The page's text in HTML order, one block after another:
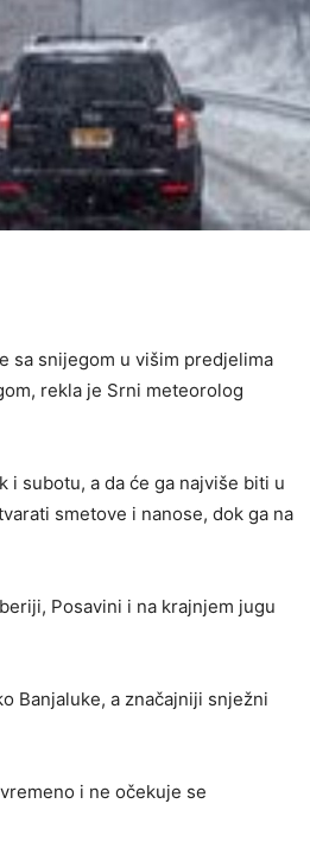
sa snijegom u višim predjelima
rekla je Srni meteorolog
subotu, a da će ga najviše biti u
smetove i nanose, dok ga na
Posavini i na krajnjem jugu
Banjaluke, a značajniji snježni
i ne očekuje se